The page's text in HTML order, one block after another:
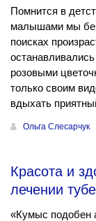
Помнится в
малышами мы
поисках
розовыми
только своим
вдыхать
Ольга Слесарчук
Красота и
лечении
«Кумыс подобен